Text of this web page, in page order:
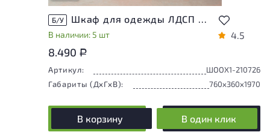
Б/У
В наличии: 5 шт 4.5
8.490 Р
Артикул:
ШООХ1-210726
Габариты (ДxГxВ):
760x360x1970
В корзину В один клик